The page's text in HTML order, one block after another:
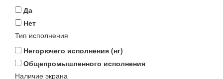
Да
Нет
Тип исполнения
Негорючего исполнения (нг)
Общепромышленного исполнения
Наличие экрана